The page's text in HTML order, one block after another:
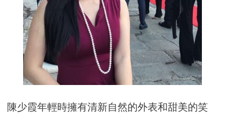
陳少霞年輕時擁有清新自然的外表和甜美的笑